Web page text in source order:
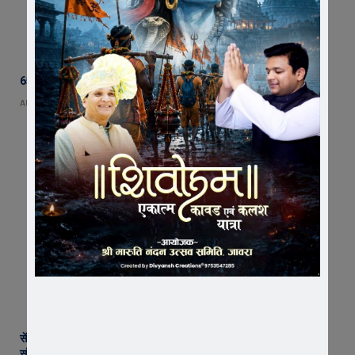
65 हजार रुपए भाड़ा न देने का आरोप, ट्रक चालक ने एसडीएम को सौंपा ज्ञापन
AUGUST 5, 2026
सेंट पॉल्स कॉन्वेंट स्कूल में छात्र परिषद का शपथ ग्रहण समारोह गरिमामय माहौल में